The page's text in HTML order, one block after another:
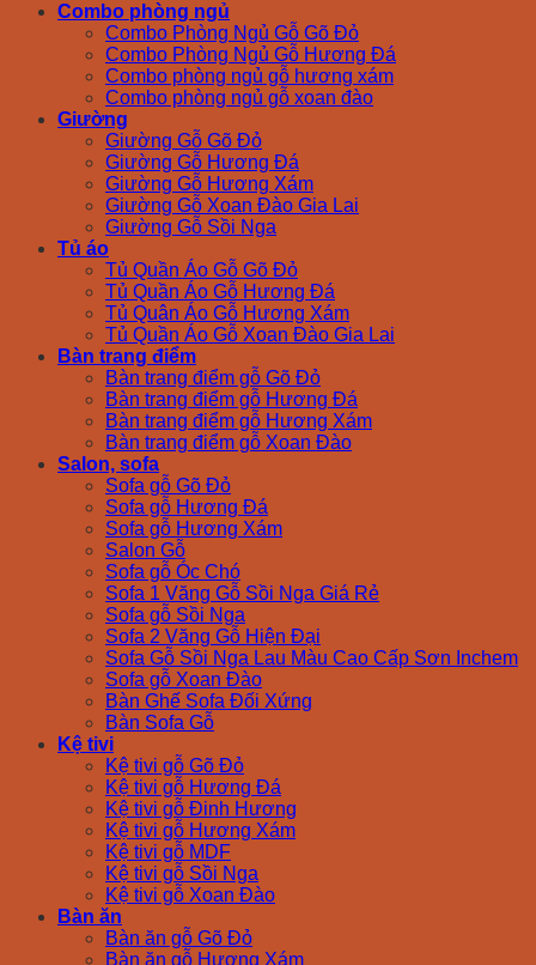
Combo phòng ngủ
Combo Phòng Ngủ Gỗ Gõ Đỏ
Combo Phòng Ngủ Gỗ Hương Đá
Combo phòng ngủ gỗ hương xám
Combo phòng ngủ gỗ xoan đào
Giường
Giường Gỗ Gõ Đỏ
Giường Gỗ Hương Đá
Giường Gỗ Hương Xám
Giường Gỗ Xoan Đào Gia Lai
Giường Gỗ Sồi Nga
Tủ áo
Tủ Quần Áo Gỗ Gõ Đỏ
Tủ Quần Áo Gỗ Hương Đá
Tủ Quân Áo Gỗ Hương Xám
Tủ Quần Áo Gỗ Xoan Đào Gia Lai
Bàn trang điểm
Bàn trang điểm gỗ Gõ Đỏ
Bàn trang điểm gỗ Hương Đá
Bàn trang điểm gỗ Hương Xám
Bàn trang điểm gỗ Xoan Đào
Salon, sofa
Sofa gỗ Gõ Đỏ
Sofa gỗ Hương Đá
Sofa gỗ Hương Xám
Salon Gỗ
Sofa gỗ Óc Chó
Sofa 1 Văng Gỗ Sồi Nga Giá Rẻ
Sofa gỗ Sồi Nga
Sofa 2 Văng Gỗ Hiện Đại
Sofa Gỗ Sồi Nga Lau Màu Cao Cấp Sơn Inchem
Sofa gỗ Xoan Đào
Bàn Ghế Sofa Đối Xứng
Bàn Sofa Gỗ
Kệ tivi
Kệ tivi gỗ Gõ Đỏ
Kệ tivi gỗ Hương Đá
Kệ tivi gỗ Đinh Hương
Kệ tivi gỗ Hương Xám
Kệ tivi gỗ MDF
Kệ tivi gỗ Sồi Nga
Kệ tivi gỗ Xoan Đào
Bàn ăn
Bàn ăn gỗ Gõ Đỏ
Bàn ăn gỗ Hương Xám